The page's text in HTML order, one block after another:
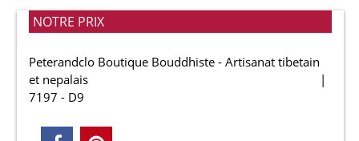
NOTRE PRIX
Peterandclo Boutique Bouddhiste - Artisanat tibetain
et nepalais
7197 - D9